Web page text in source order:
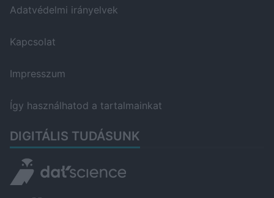
Adatvédelmi irányelvek
Kapcsolat
Impresszum
Így használhatod a tartalmainkat
DIGITÁLIS TUDÁSUNK